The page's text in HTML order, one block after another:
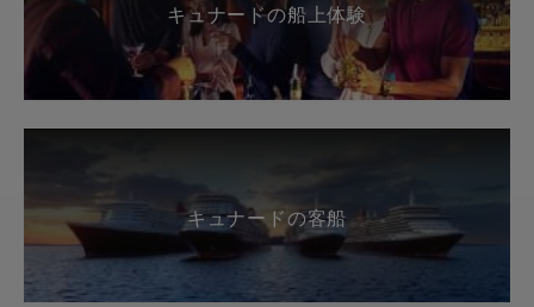
キュナードの船上体験
キュナードの客船